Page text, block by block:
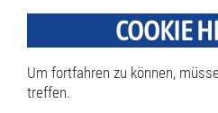
überspringen
Bürgermeister
Öffnungszeiten
Termine online
COOKIE
Um fortfahren zu können,
treffen.